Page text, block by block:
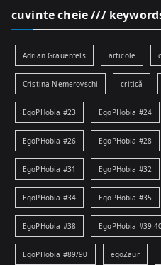
cuvinte cheie ///
Adrian Grauenfels articole
Cristina Nemerovschi critică
EgoPHobia #23 EgoPHobia #24
EgoPHobia #26 EgoPHobia #28
EgoPHobia #31 EgoPHobia #32
EgoPHobia #34 EgoPHobia #35
EgoPHobia #38 EgoPHobia #39-
EgoPHobia #89/90 egoZaur